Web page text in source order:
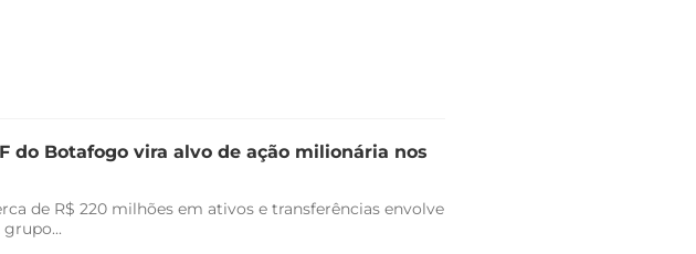
do Botafogo vira alvo de ação milionária nos
de R$ 220 milhões em ativos e transferências envolve